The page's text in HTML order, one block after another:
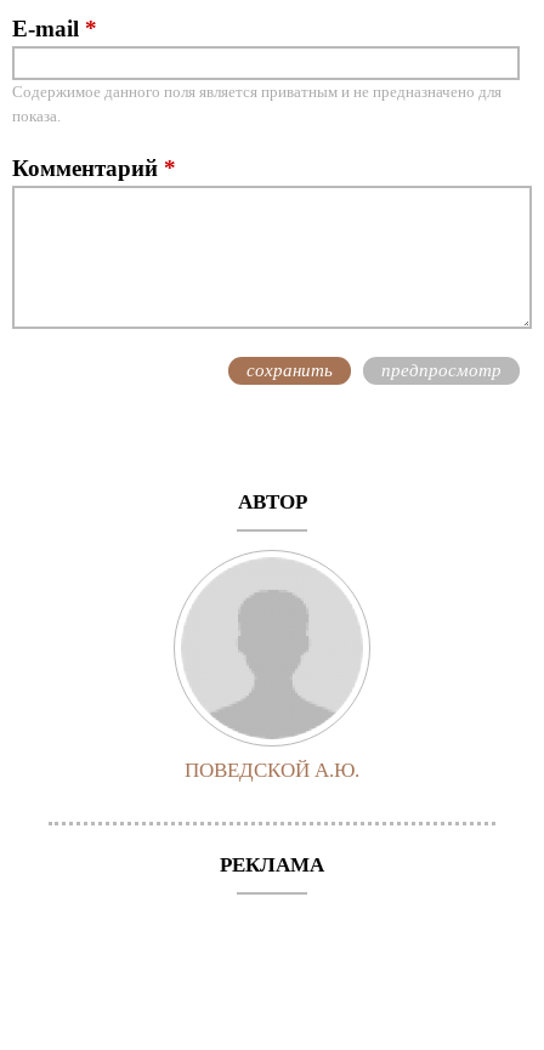
E-mail *
Содержимое данного поля является приватным и не предназначено для
показа.
Комментарий *
АВТОР
ПОВЕДСКОЙ А.Ю.
РЕКЛАМА